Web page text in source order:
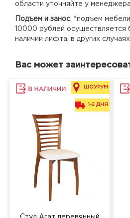
области уточняйте у менеджера.
Подъем и занос: *подъем
10000 рублей осуществляется
наличии лифта, в других
Вас может
1-2 ДНЯ
ШОУРУМ